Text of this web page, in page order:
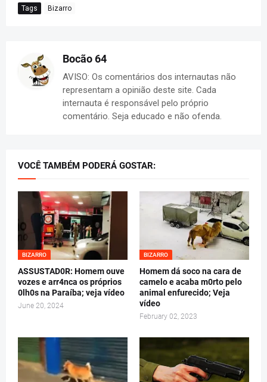
Tags Bizarro
Bocão 64
AVISO: Os comentários dos internautas não
representam a opinião deste site. Cada
internauta é responsável pelo próprio
comentário. Seja educado e não ofenda.
VOCÊ TAMBÉM PODERÁ GOSTAR:
BIZARRO
ASSUSTAD0R: Homem ouve
vozes e arr4nca os próprios
0lh0s na Paraíba; veja vídeo
June 20, 2024
BIZARRO
Homem dá soco na cara de
camelo e acaba m0rto pelo
animal enfurecido; Veja
vídeo
February 02, 2023